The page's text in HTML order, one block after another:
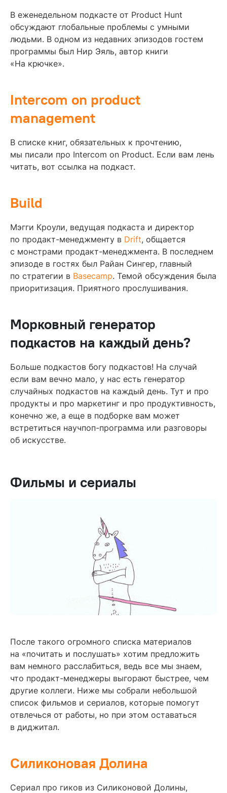
В еженедельном подкасте от Product Hunt
обсуждают глобальные проблемы с умными
людьми. В одном из недавних эпизодов гостем
программы был Нир Эяль, автор книги
«На крючке».
Intercom on product
management
В списке книг, обязательных к прочтению,
мы писали про Intercom on Product. Если вам лень
читать, вот ссылка на подкаст.
Build
Мэгги Кроули, ведущая подкаста и директор
по продакт-менеджменту в Drift, общается
с монстрами продакт-менеджмента. В последнем
эпизоде в гостях был Райан Сингер, главный
по стратегии в Basecamp. Темой обсуждения была
приоритизация. Приятного прослушивания.
Морковный генератор
подкастов на каждый день?
Больше подкастов богу подкастов! На случай
если вам вечно мало, у нас есть генератор
случайных подкастов на каждый день. Тут и про
продукты и про маркетинг и про продуктивность,
конечно же, а еще в подборке вам может
встретиться научпоп-программа или разговоры
об искусстве.
Фильмы и сериалы
После такого огромного списка материалов
на «почитать и послушать» хотим предложить
вам немного расслабиться, ведь все мы знаем,
что продакт-менеджеры выгорают быстрее, чем
другие коллеги. Ниже мы собрали небольшой
список фильмов и сериалов, которые помогут
отвлечься от работы, но при этом оставаться
в диджитал.
Силиконовая Долина
Сериал про гиков из Силиконовой Долины,